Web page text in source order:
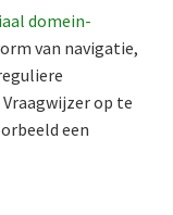
domein-
van navigatie,
op te
een